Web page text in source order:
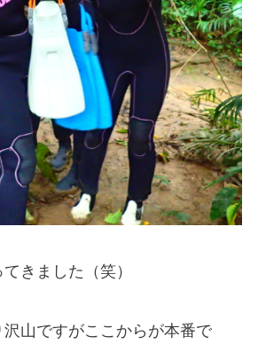
きました（笑）
山ですがここからが本番で